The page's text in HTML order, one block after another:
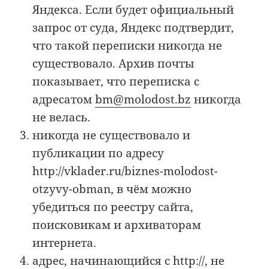
Яндекса. Если будет официальный
запрос от суда, Яндекс подтвердит,
что такой переписки никогда не
существовало. Архив почты
показывает, что переписка с
адресатомbm@molodost.bz никогда
не велась.
никогда не существовало и
публикации по адресу
http://vklader.ru/biznes-molodost-
otzyvy-obman, в чём можно
убедиться по реестру сайта,
поисковикам и архиваторам
интернета.
адрес, начинающийся с http://, не